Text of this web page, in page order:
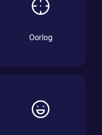
Oorlog